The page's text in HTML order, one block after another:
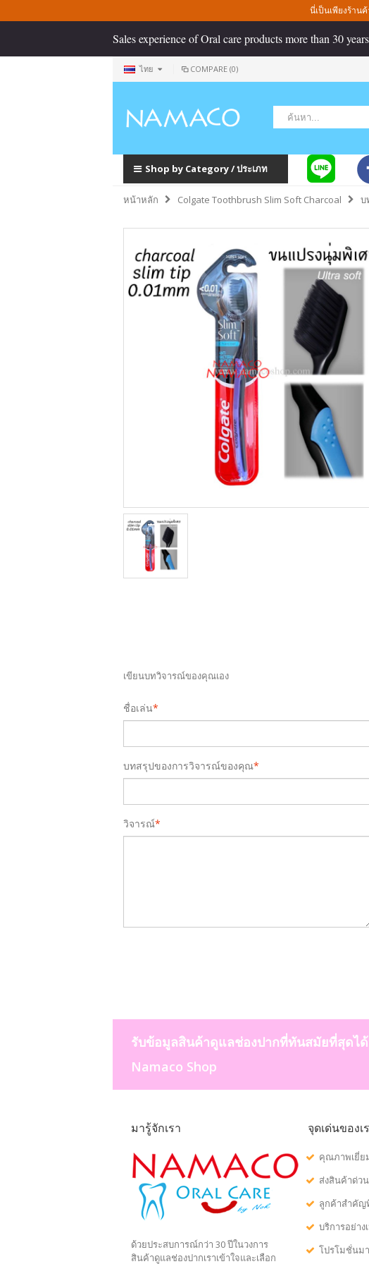
นี่เป็นเพียงร้าน
Sales experience of Oral care products more than 30
ไทย COMPARE (0)
Shop by Category / ประเภท
หน้าหลัก Colgate Toothbrush Slim Soft Charcoal บ
เขียนบทวิจารณ์ของคุณเอง
*
ชื่อเล่น
*
บทสรุปของการวิจารณ์ของคุณ
*
วิจารณ์
รับข้อมูลสินค้าดูแลช่องปากที่ทันสมัยที่สุดได้
Namaco Shop
มารู้จักเรา
ด้วยประสบการณ์กว่า 30 ปีในวงการ
สินค้าดูแลช่องปากเราเข้าใจและเลือก
จุดเด่นของเ
คุณภาพเยี่ย
ส่งสินค้าด่ว
ลูกค้าสำคัญ
บริการอย่า
โปรโมชั่นม